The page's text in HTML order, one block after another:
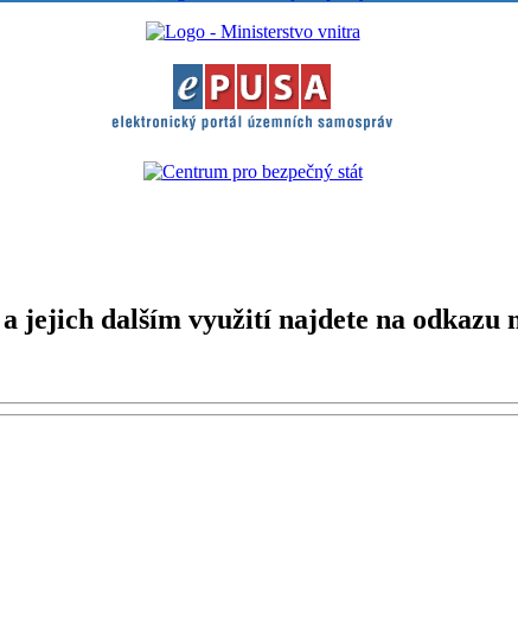
jejich dalším využití najdete na odkazu